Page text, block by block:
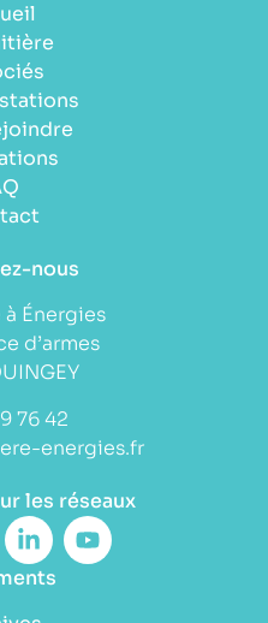
nous
Énergies
d’armes
76 42
energies.fr
les réseaux